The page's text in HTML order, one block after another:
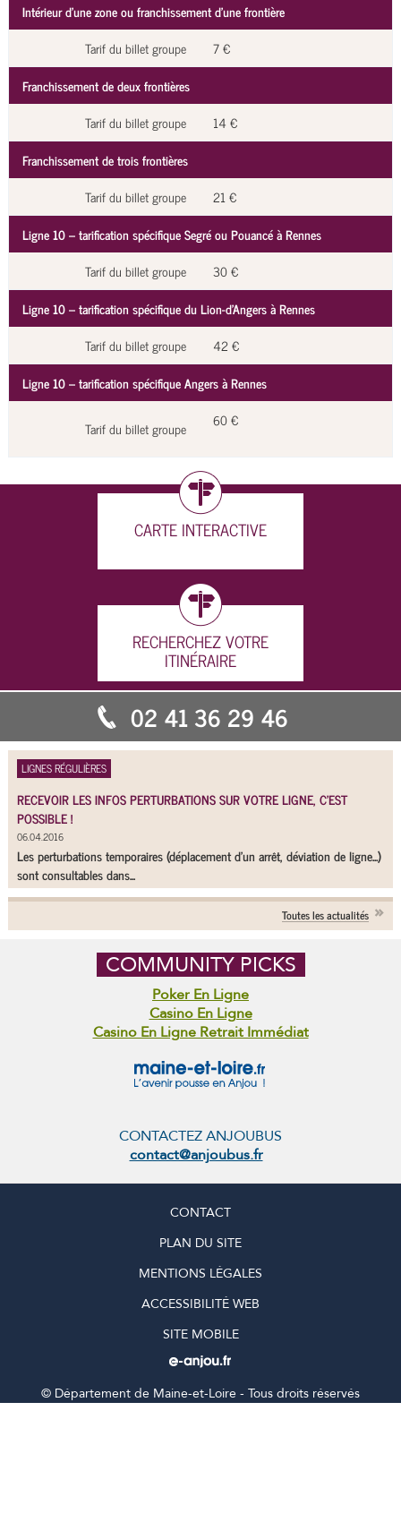
Intérieur d’une zone ou franchissement d’une frontière
Tarif du billet groupe
7 €
Franchissement de deux frontières
Tarif du billet groupe
14 €
Franchissement de trois frontières
Tarif du billet groupe
21 €
Ligne 10 – tarification spécifique Segré ou Pouancé à Rennes
Tarif du billet groupe
30 €
Ligne 10 – tarification spécifique du Lion-d'Angers à Rennes
Tarif du billet groupe
42 €
Ligne 10 – tarification spécifique Angers à Rennes
Tarif du billet groupe 60 €
CARTE INTERACTIVE
RECHERCHEZ VOTRE
ITINÉRAIRE
02 41 36 29 46
LIGNES RÉGULIÈRES
RECEVOIR LES INFOS PERTURBATIONS SUR VOTRE LIGNE, C'EST
POSSIBLE !
06.04.2016
Les perturbations temporaires (déplacement d'un arrêt, déviation de ligne...)
sont consultables dans...
Toutes les actualités
COMMUNITY PICKS
Poker En Ligne
Casino En Ligne
Casino En Ligne Retrait Immédiat
CONTACTEZ ANJOUBUS
contact@anjoubus.fr
CONTACT
PLAN DU SITE
MENTIONS LÉGALES
ACCESSIBILITÉ WEB
SITE MOBILE
© Département de Maine-et-Loire - Tous droits réservés